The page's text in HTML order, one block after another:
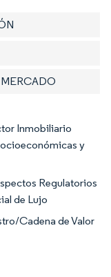
MERCADO
Inmobiliario
y
Regulatorios
de Lujo
Cadena de Valor